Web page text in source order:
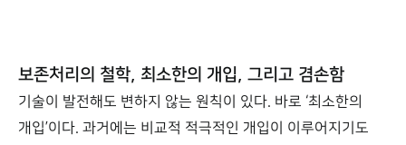
보존처리의 철학, 최소한의 개입, 그리고 겸손함
기술이 발전해도 변하지 않는 원칙이 있다. 바로 ‘최소한의
개입’이다. 과거에는 비교적 적극적인 개입이 이루어지기도